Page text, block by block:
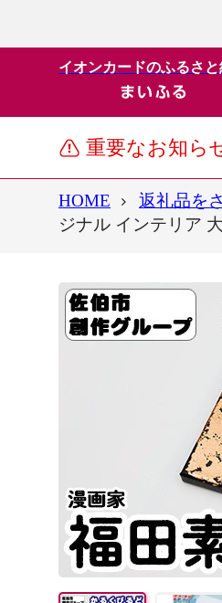
イオンカードのふるさ
重要なお知ら
HOME 返礼品を
ジナル インテリア